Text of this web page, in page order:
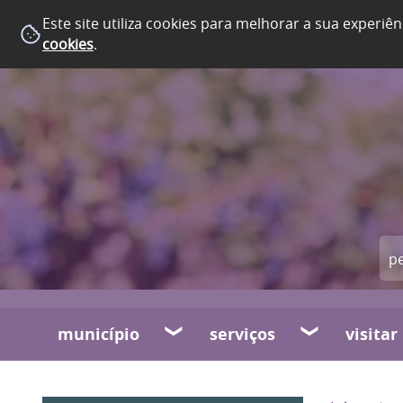
Este site utiliza cookies para melhorar a sua
cookies.
município serviços visitar